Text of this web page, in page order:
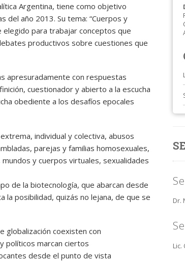
Argentina, tiene como objetivo
del año 2013. Su tema: “Cuerpos y
elegido para trabajar conceptos que
productivos sobre cuestiones que
apresuradamente con respuestas
cuestionador y abierto a la escucha
obediente a los desafíos epocales
individual y colectiva, abusos
parejas y familias homosexuales,
y cuerpos virtuales, sexualidades
de la biotecnología, que abarcan desde
la posibilidad, quizás no lejana, de que se
globalización coexisten con
políticos marcan ciertos
desde el punto de vista
Dr.
Lic.